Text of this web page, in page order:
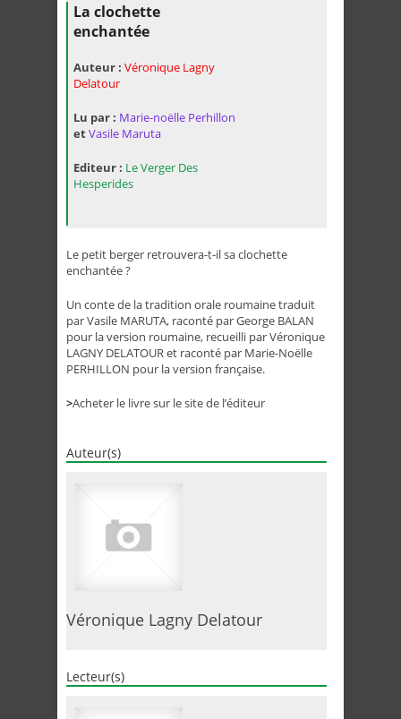
La clochette
enchantée
Auteur : Véronique Lagny
Delatour
Lu par : Marie-noëlle Perhillon
etVasile Maruta
Editeur : Le Verger Des
Hesperides
Le petit berger retrouvera-t-il sa clochette
enchantée ?
Un conte de la tradition orale roumaine traduit
par Vasile MARUTA, raconté par George BALAN
pour la version roumaine, recueilli par Véronique
LAGNY DELATOUR et raconté par Marie-Noëlle
PERHILLON pour la version française.
>Acheter le livre sur le site de l’éditeur
Auteur(s)
Véronique Lagny Delatour
Lecteur(s)